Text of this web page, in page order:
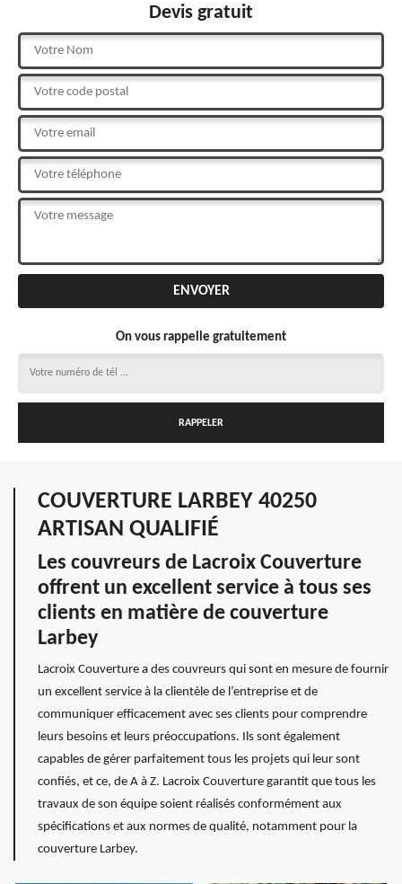
Devis gratuit
On vous rappelle gratuitement
COUVERTURE LARBEY 40250
ARTISAN QUALIFIÉ
Les couvreurs de Lacroix Couverture
offrent un excellent service à tous ses
clients en matière de couverture
Larbey
Lacroix Couverture a des couvreurs qui sont en mesure de fournir
un excellent service à la clientèle de l’entreprise et de
communiquer efficacement avec ses clients pour comprendre
leurs besoins et leurs préoccupations. Ils sont également
capables de gérer parfaitement tous les projets qui leur sont
confiés, et ce, de A à Z. Lacroix Couverture garantit que tous les
travaux de son équipe soient réalisés conformément aux
spécifications et aux normes de qualité, notamment pour la
couverture Larbey.